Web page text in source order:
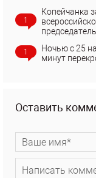
1
Копейчанка
1
Ночью с 25
минут
Оставить